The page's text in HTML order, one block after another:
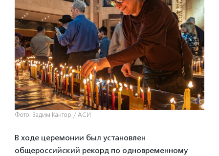
Фото: Вадим Кантор / АСИ
В ходе церемонии был установлен
общероссийский рекорд по одновременному